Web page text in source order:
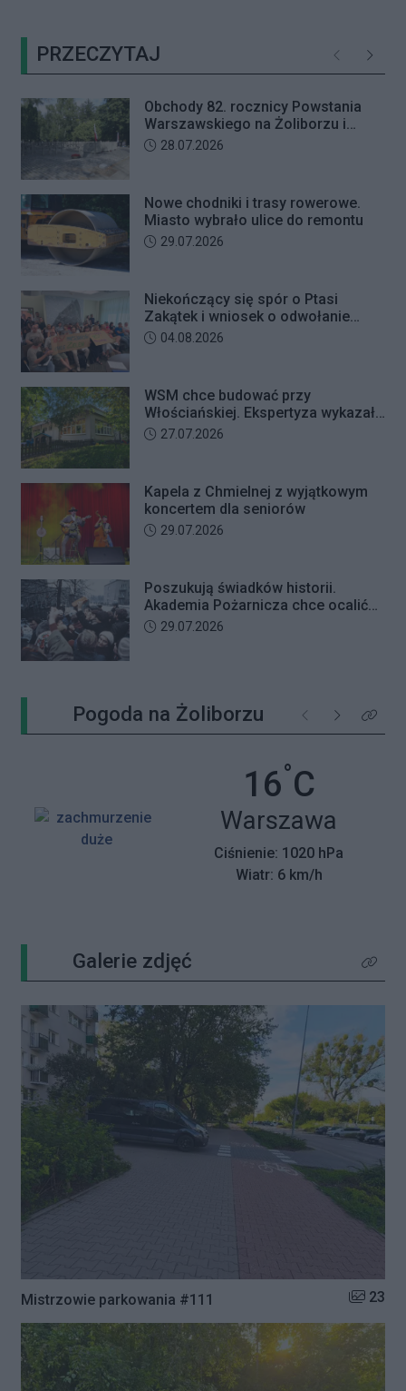
zaplanowano na koniec sierpnia
wnuczkę”. Policjanci zatrzymali 32-
letniego mężczyznę w chwili, gdy
przyszedł odebrać przygotowane
przez seniorkę 23 tysiące złotych.
Mężczyzna usłyszał zarzut
PRZECZYTAJ Poprzednie
Obchody 82. rocznicy Powstania
Warszawskiego na Żoliborzu i
Bielanach
Data dodania artykułu:
28.07.2026
Nowe chodniki i trasy rowerowe.
Miasto wybrało ulice do remontu
Data dodania artykułu:
29.07.2026
Niekończący się spór o Ptasi
Zakątek i wniosek o odwołanie
przewodniczącego Rady Dzielnicy
Data dodania artykułu:
04.08.2026
WSM chce budować przy
Włościańskiej. Ekspertyza wykazała
problemy z gruntem pod
Data dodania artykułu:
27.07.2026
Kapela z Chmielnej z wyjątkowym
koncertem dla seniorów
Data dodania artykułu:
29.07.2026
Poszukują świadków historii.
Akademia Pożarnicza chce ocalić
wspomnienia z pamiętnego strajku
Data dodania artykułu:
29.07.2026
Pogoda na Żoliborzu Poprzednie
NastępneKliknij
16°C
Miasto:
Warszawa
Ciśnienie: 1020 hPa
Wiatr: 6 km/h
Galerie zdjęć Kliknij
Mistrzowie parkowania #111 Liczba
23